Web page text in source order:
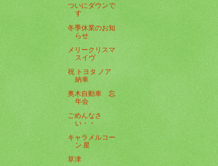
ついにダウンで
す
冬季休業のお知
らせ
メリークリスマ
スイヴ
祝 トヨタ ノア
納車
奥木自動車 忘
年会
ごめんなさ
い・・
キャラメルコー
ン 星
草津